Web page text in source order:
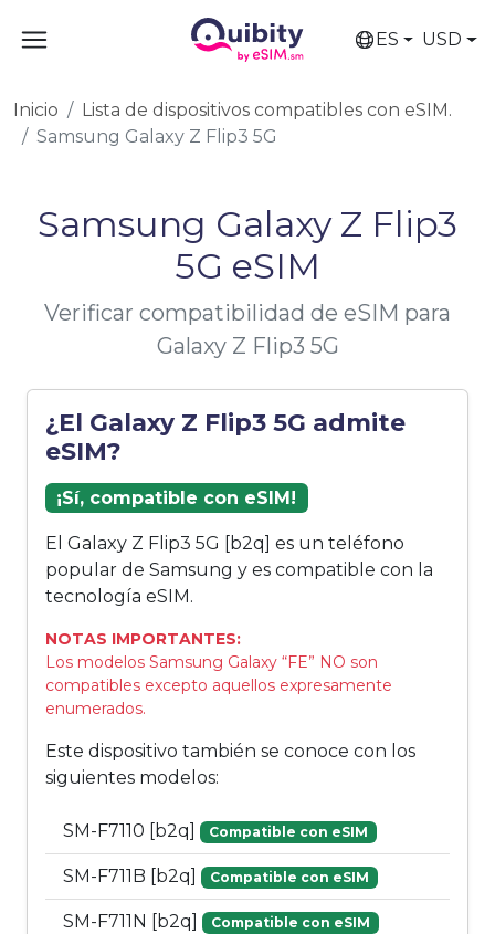
ES USD
Inicio
Lista de dispositivos compatibles con eSIM.
Samsung Galaxy Z Flip3 5G
Samsung Galaxy Z Flip3
5G eSIM
Verificar compatibilidad de eSIM para
Galaxy Z Flip3 5G
¿El Galaxy Z Flip3 5G admite
eSIM?
¡Sí, compatible con eSIM!
El Galaxy Z Flip3 5G [b2q] es un teléfono
popular de Samsung y es compatible con la
tecnología eSIM.
NOTAS IMPORTANTES:
Los modelos Samsung Galaxy “FE” NO son
compatibles excepto aquellos expresamente
enumerados.
Este dispositivo también se conoce con los
siguientes modelos:
SM-F7110 [b2q] Compatible con eSIM
SM-F711B [b2q] Compatible con eSIM
SM-F711N [b2q] Compatible con eSIM